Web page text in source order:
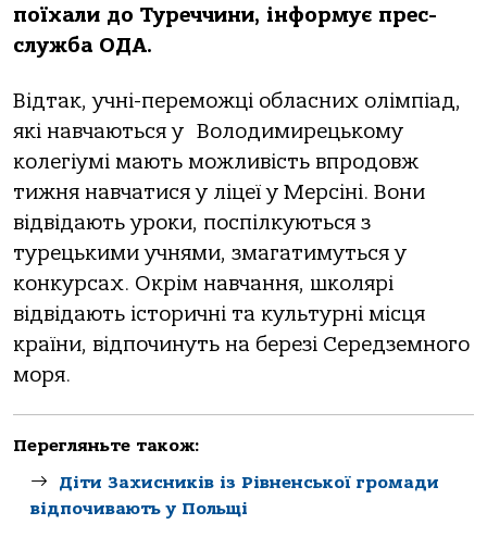
поїхали до Туреччини, інформує прес-
служба ОДА.
Відтак, учні-переможці обласних олімпіад,
які навчаються у Володимирецькому
колегіумі мають можливість впродовж
тижня навчатися у ліцеї у Мерсіні. Вони
відвідають уроки, поспілкуються з
турецькими учнями, змагатимуться у
конкурсах. Окрім навчання, школярі
відвідають історичні та культурні місця
країни, відпочинуть на березі Середземного
моря.
Перегляньте також:
Діти Захисників із Рівненської громади
відпочивають у Польщі